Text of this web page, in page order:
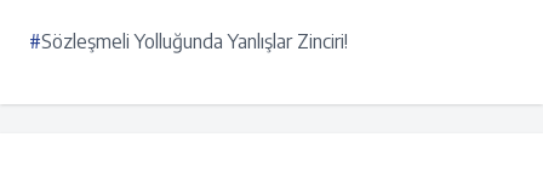
#Sözleşmeli Yolluğunda Yanlışlar Zinciri!